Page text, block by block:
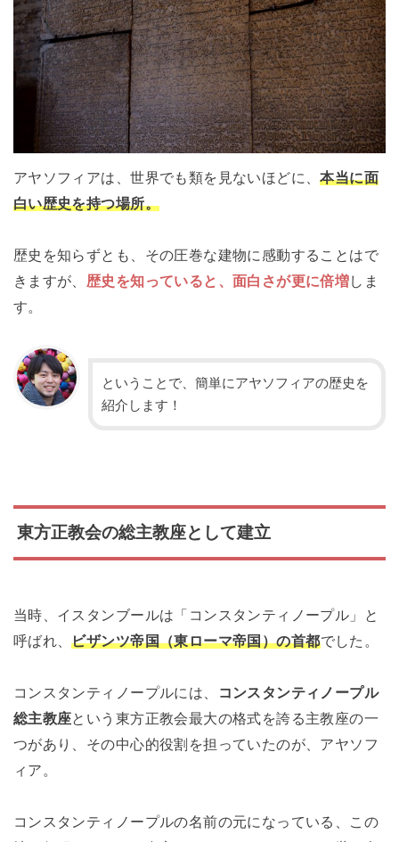
アヤソフィアは、世界でも類を見ないほどに、本当に面
白い歴史を持つ場所。
歴史を知らずとも、その圧巻な建物に感動することはで
きますが、 歴史を知っていると、面白さが更に倍増しま
す。
ということで、簡単にアヤソフィアの歴史を
紹介します！
東方正教会の総主教座として建立
当時、イスタンブールは「コンスタンティノープル」と
呼ばれ、ビザンツ帝国（東ローマ帝国）の首都でした。
コンスタンティノープルには、
コンスタンティノープル
総主教座という東方正教会最大の格式を誇る主教座の一
つがあり、その中心的役割を担っていたのが、アヤソフ
ィア。
コンスタンティノープルの名前の元になっている、この